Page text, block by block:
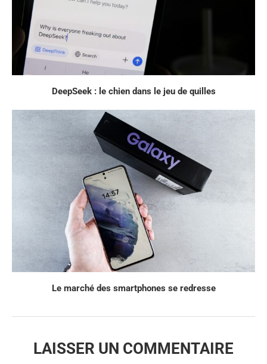
DeepSeek : le chien dans le jeu de quilles
Le marché des smartphones se redresse
LAISSER UN COMMENTAIRE